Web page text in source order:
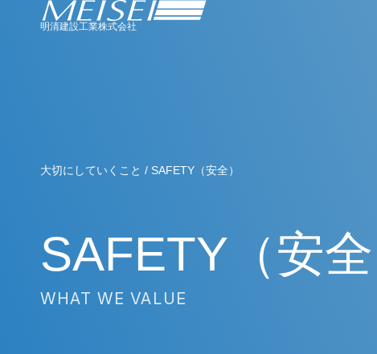
明清建設工業株式会社
大切にしていくこと / SAFETY（安全）
SAFETY（安全
WHAT WE VALUE